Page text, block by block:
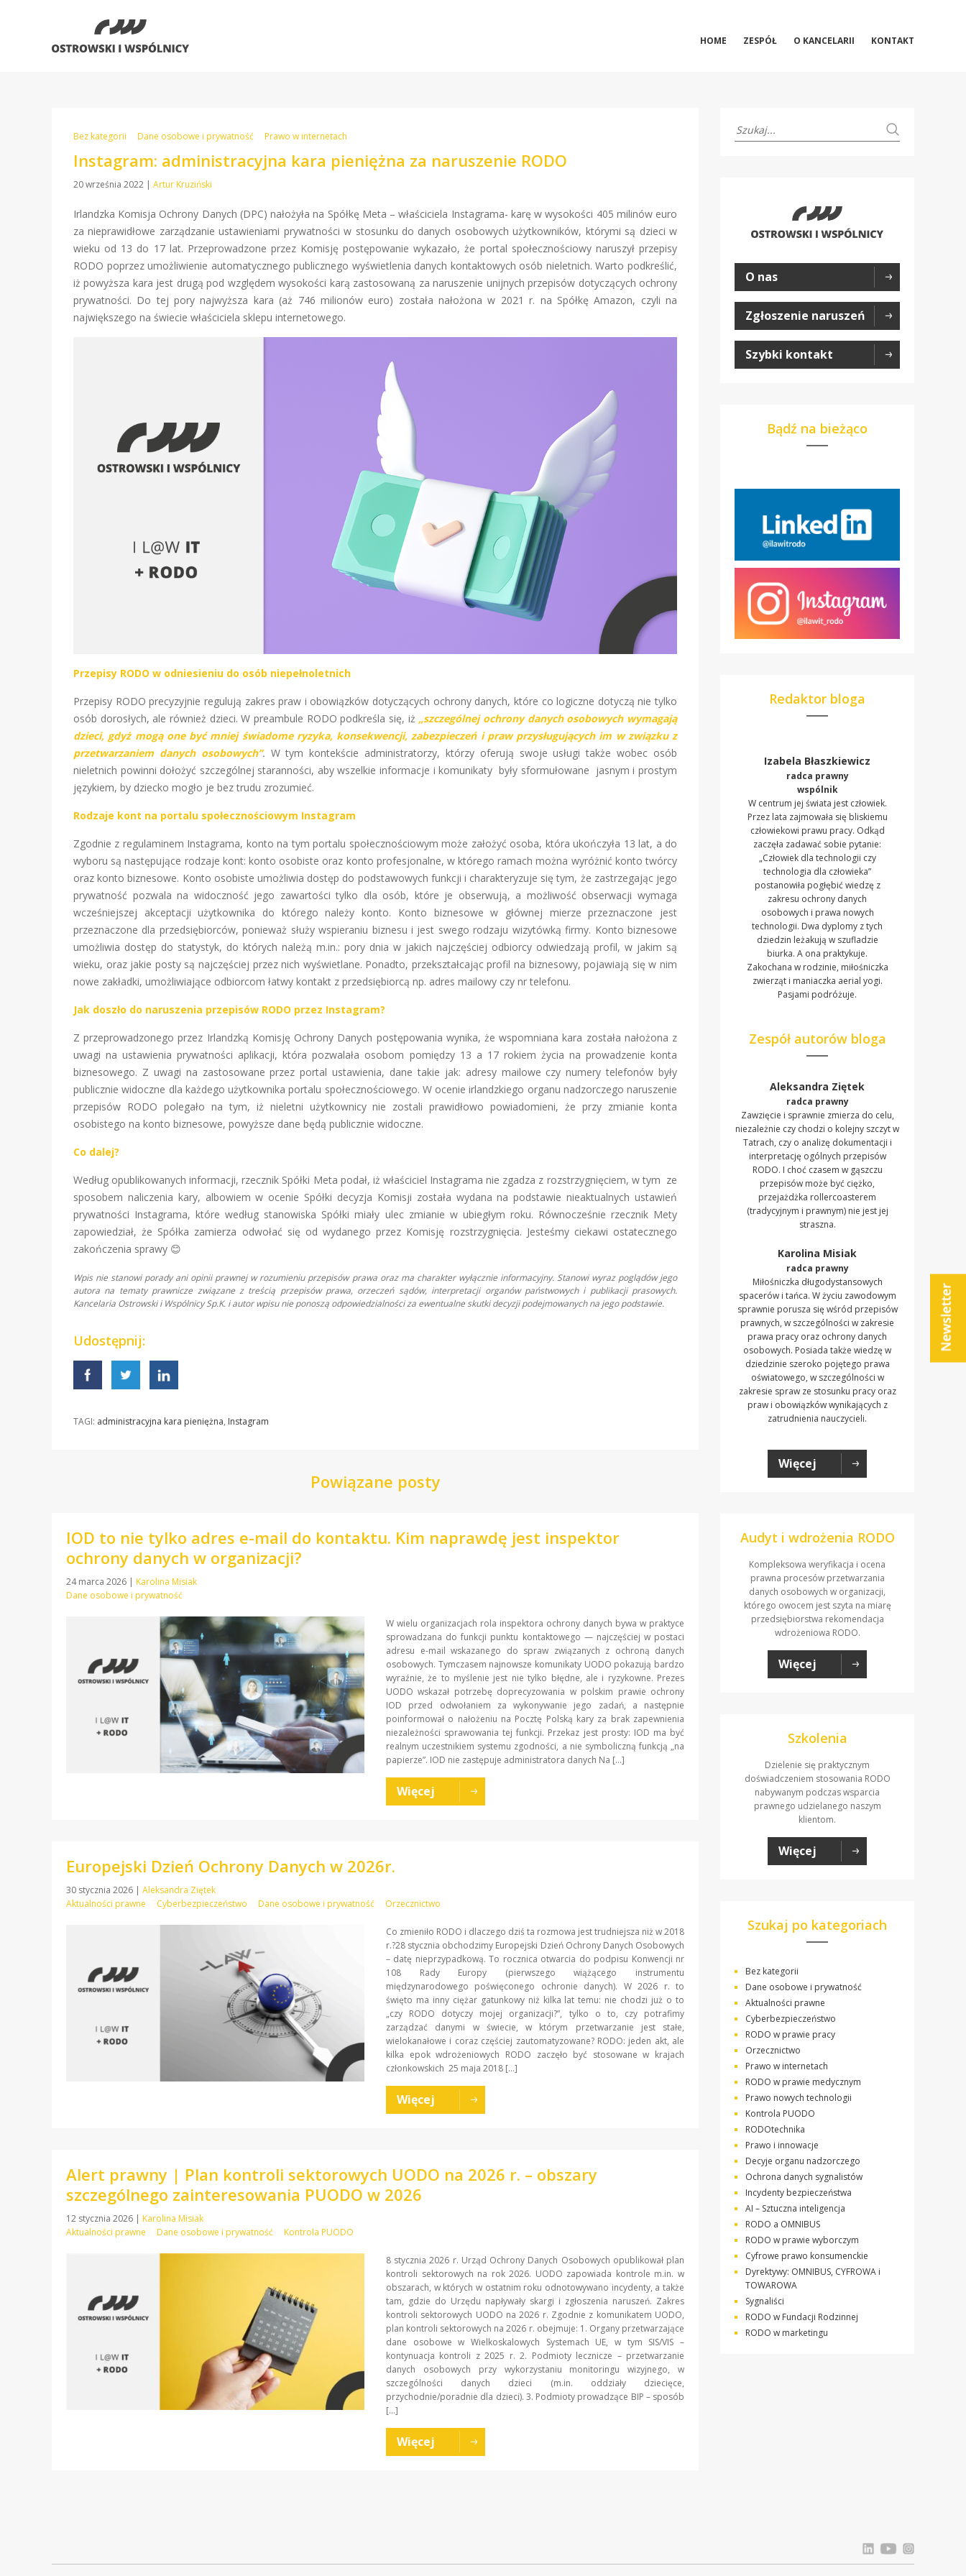
HOME ZESPÓŁ O KANCELARII KONTAKT
Bez kategorii Dane osobowe i prywatność Prawo w internetach
Instagram: administracyjna kara pieniężna za naruszenie RODO
20 września 2022 | Artur Kruziński
Irlandzka Komisja Ochrony Danych (DPC) nałożyła na Spółkę Meta – właściciela Instagrama- karę w wysokości 405 milinów euro
za nieprawidłowe zarządzanie ustawieniami prywatności w stosunku do danych osobowych użytkowników, którymi są dzieci w
wieku od 13 do 17 lat. Przeprowadzone przez Komisję postępowanie wykazało, że portal społecznościowy naruszył przepisy
RODO poprzez umożliwienie automatycznego publicznego wyświetlenia danych kontaktowych osób nieletnich. Warto podkreślić,
iż powyższa kara jest drugą pod względem wysokości karą zastosowaną za naruszenie unijnych przepisów dotyczących ochrony
prywatności. Do tej pory najwyższa kara (aż 746 milionów euro) została nałożona w 2021 r. na Spółkę Amazon, czyli na
największego na świecie właściciela sklepu internetowego.
Przepisy RODO w odniesieniu do osób niepełnoletnich
Przepisy RODO precyzyjnie regulują zakres praw i obowiązków dotyczących ochrony danych, które co logiczne dotyczą nie tylko
osób dorosłych, ale również dzieci. W preambule RODO podkreśla się, iż „szczególnej ochrony danych osobowych wymagają
dzieci, gdyż mogą one być mniej świadome ryzyka, konsekwencji, zabezpieczeń i praw przysługujących im w związku z
przetwarzaniem danych osobowych”. W tym kontekście administratorzy, którzy oferują swoje usługi także wobec osób
nieletnich powinni dołożyć szczególnej staranności, aby wszelkie informacje i komunikaty były sformułowane jasnym i prostym
językiem, by dziecko mogło je bez trudu zrozumieć.
Rodzaje kont na portalu społecznościowym Instagram
Zgodnie z regulaminem Instagrama, konto na tym portalu społecznościowym może założyć osoba, która ukończyła 13 lat, a do
wyboru są następujące rodzaje kont: konto osobiste oraz konto profesjonalne, w którego ramach można wyróżnić konto twórcy
oraz konto biznesowe. Konto osobiste umożliwia dostęp do podstawowych funkcji i charakteryzuje się tym, że zastrzegając jego
prywatność pozwala na widoczność jego zawartości tylko dla osób, które je obserwują, a możliwość obserwacji wymaga
wcześniejszej akceptacji użytkownika do którego należy konto. Konto biznesowe w głównej mierze przeznaczone jest
przeznaczone dla przedsiębiorców, ponieważ służy wspieraniu biznesu i jest swego rodzaju wizytówką firmy. Konto biznesowe
umożliwia dostęp do statystyk, do których należą m.in.: pory dnia w jakich najczęściej odbiorcy odwiedzają profil, w jakim są
wieku, oraz jakie posty są najczęściej przez nich wyświetlane. Ponadto, przekształcając profil na biznesowy, pojawiają się w nim
nowe zakładki, umożliwiające odbiorcom łatwy kontakt z przedsiębiorcą np. adres mailowy czy nr telefonu.
Jak doszło do naruszenia przepisów RODO przez Instagram?
Z przeprowadzonego przez Irlandzką Komisję Ochrony Danych postępowania wynika, że wspomniana kara została nałożona z
uwagi na ustawienia prywatności aplikacji, która pozwalała osobom pomiędzy 13 a 17 rokiem życia na prowadzenie konta
biznesowego. Z uwagi na zastosowane przez portal ustawienia, dane takie jak: adresy mailowe czy numery telefonów były
publicznie widoczne dla każdego użytkownika portalu społecznościowego. W ocenie irlandzkiego organu nadzorczego naruszenie
przepisów RODO polegało na tym, iż nieletni użytkownicy nie zostali prawidłowo powiadomieni, że przy zmianie konta
osobistego na konto biznesowe, powyższe dane będą publicznie widoczne.
Co dalej?
Według opublikowanych informacji, rzecznik Spółki Meta podał, iż właściciel Instagrama nie zgadza z rozstrzygnięciem, w tym ze
sposobem naliczenia kary, albowiem w ocenie Spółki decyzja Komisji została wydana na podstawie nieaktualnych ustawień
prywatności Instagrama, które według stanowiska Spółki miały ulec zmianie w ubiegłym roku. Równocześnie rzecznik Mety
zapowiedział, że Spółka zamierza odwołać się od wydanego przez Komisję rozstrzygnięcia. Jesteśmy ciekawi ostatecznego
zakończenia sprawy 😊
Wpis nie stanowi porady ani opinii prawnej w rozumieniu przepisów prawa oraz ma charakter wyłącznie informacyjny. Stanowi wyraz poglądów jego
autora na tematy prawnicze związane z treścią przepisów prawa, orzeczeń sądów, interpretacji organów państwowych i publikacji prasowych.
Kancelaria Ostrowski i Wspólnicy Sp.K. i autor wpisu nie ponoszą odpowiedzialności za ewentualne skutki decyzji podejmowanych na jego podstawie.
Udostępnij:
TAGI: administracyjna kara pieniężna, Instagram
Powiązane posty
IOD to nie tylko adres e-mail do kontaktu. Kim naprawdę jest inspektor
ochrony danych w organizacji?
24 marca 2026 | Karolina Misiak
Dane osobowe i prywatność
W wielu organizacjach rola inspektora ochrony danych bywa w praktyce
sprowadzana do funkcji punktu kontaktowego — najczęściej w postaci
adresu e-mail wskazanego do spraw związanych z ochroną danych
osobowych. Tymczasem najnowsze komunikaty UODO pokazują bardzo
wyraźnie, że to myślenie jest nie tylko błędne, ale i ryzykowne. Prezes
UODO wskazał potrzebę doprecyzowania w polskim prawie ochrony
IOD przed odwołaniem za wykonywanie jego zadań, a następnie
poinformował o nałożeniu na Pocztę Polską kary za brak zapewnienia
niezależności sprawowania tej funkcji. Przekaz jest prosty: IOD ma być
realnym uczestnikiem systemu zgodności, a nie symboliczną funkcją „na
papierze”. IOD nie zastępuje administratora danych Na […]
Więcej
Europejski Dzień Ochrony Danych w 2026r.
30 stycznia 2026 | Aleksandra Ziętek
Aktualności prawne
Cyberbezpieczeństwo Dane osobowe i prywatność Orzecznictwo
Co zmieniło RODO i dlaczego dziś ta rozmowa jest trudniejsza niż w 2018
r.?28 stycznia obchodzimy Europejski Dzień Ochrony Danych Osobowych
– datę nieprzypadkową. To rocznica otwarcia do podpisu Konwencji nr
108 Rady Europy (pierwszego wiążącego instrumentu
międzynarodowego poświęconego ochronie danych). W 2026 r. to
święto ma inny ciężar gatunkowy niż kilka lat temu: nie chodzi już o to
„czy RODO dotyczy mojej organizacji?”, tylko o to, czy potrafimy
zarządzać danymi w świecie, w którym przetwarzanie jest stałe,
wielokanałowe i coraz częściej zautomatyzowane? RODO: jeden akt, ale
kilka epok wdrożeniowych RODO zaczęło być stosowane w krajach
członkowskich 25 maja 2018 […]
Więcej
Alert prawny | Plan kontroli sektorowych UODO na 2026 r. – obszary
szczególnego zainteresowania PUODO w 2026
12 stycznia 2026 | Karolina Misiak
Aktualności prawne
Dane osobowe i prywatność Kontrola PUODO
8 stycznia 2026 r. Urząd Ochrony Danych Osobowych opublikował plan
kontroli sektorowych na rok 2026. UODO zapowiada kontrole m.in. w
obszarach, w których w ostatnim roku odnotowywano incydenty, a także
tam, gdzie do Urzędu napływały skargi i zgłoszenia naruszeń. Zakres
kontroli sektorowych UODO na 2026 r. Zgodnie z komunikatem UODO,
plan kontroli sektorowych na 2026 r. obejmuje: 1. Organy przetwarzające
dane osobowe w Wielkoskalowych Systemach UE, w tym SIS/VIS –
kontynuacja kontroli z 2025 r. 2. Podmioty lecznicze – przetwarzanie
danych osobowych przy wykorzystaniu monitoringu wizyjnego, w
szczególności danych dzieci (m.in. oddziały dziecięce,
przychodnie/poradnie dla dzieci). 3. Podmioty prowadzące BIP – sposób
[…]
Więcej
O nas
Zgłoszenie naruszeń
Szybki kontakt
Bądź na bieżąco
Redaktor bloga
Izabela Błaszkiewicz
radca prawny
wspólnik
W centrum jej świata jest człowiek.
Przez lata zajmowała się bliskiemu
człowiekowi prawu pracy. Odkąd
zaczęła zadawać sobie pytanie:
„Człowiek dla technologii czy
technologia dla człowieka”
postanowiła pogłębić wiedzę z
zakresu ochrony danych
osobowych i prawa nowych
technologii. Dwa dyplomy z tych
dziedzin leżakują w szufladzie
biurka. A ona praktykuje.
Zakochana w rodzinie, miłośniczka
zwierząt i maniaczka aerial yogi.
Pasjami podróżuje.
Zespół autorów bloga
Aleksandra Ziętek
radca prawny
Zawzięcie i sprawnie zmierza do celu,
niezależnie czy chodzi o kolejny szczyt w
Tatrach, czy o analizę dokumentacji i
interpretację ogólnych przepisów
RODO. I choć czasem w gąszczu
przepisów może być ciężko,
przejażdżka rollercoasterem
(tradycyjnym i prawnym) nie jest jej
straszna.
Karolina Misiak
radca prawny
Miłośniczka długodystansowych
spacerów i tańca. W życiu zawodowym
sprawnie porusza się wśród przepisów
prawnych, w szczególności w zakresie
prawa pracy oraz ochrony danych
osobowych. Posiada także wiedzę w
dziedzinie szeroko pojętego prawa
oświatowego, w szczególności w
zakresie spraw ze stosunku pracy oraz
praw i obowiązków wynikających z
zatrudnienia nauczycieli.
Więcej
Audyt i wdrożenia RODO
Kompleksowa weryfikacja i ocena
prawna procesów przetwarzania
danych osobowych w organizacji,
którego owocem jest szyta na miarę
przedsiębiorstwa rekomendacja
wdrożeniowa RODO.
Więcej
Szkolenia
Dzielenie się praktycznym
doświadczeniem stosowania RODO
nabywanym podczas wsparcia
prawnego udzielanego naszym
klientom.
Więcej
Szukaj po kategoriach
Bez kategorii
Dane osobowe i prywatność
Aktualności prawne
Cyberbezpieczeństwo
RODO w prawie pracy
Orzecznictwo
Prawo w internetach
RODO w prawie medycznym
Prawo nowych technologii
Kontrola PUODO
RODOtechnika
Prawo i innowacje
Decyje organu nadzorczego
Ochrona danych sygnalistów
Incydenty bezpieczeństwa
AI – Sztuczna inteligencja
RODO a OMNIBUS
RODO w prawie wyborczym
Cyfrowe prawo konsumenckie
Dyrektywy: OMNIBUS, CYFROWA i
TOWAROWA
Sygnaliści
RODO w Fundacji Rodzinnej
RODO w marketingu